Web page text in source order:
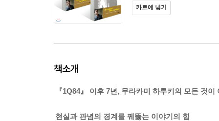
카트에 넣기
책소개
『1Q84』 이후 7년, 무라카미 하루키의 모든 것이
현실과 관념의 경계를 꿰뚫는 이야기의 힘